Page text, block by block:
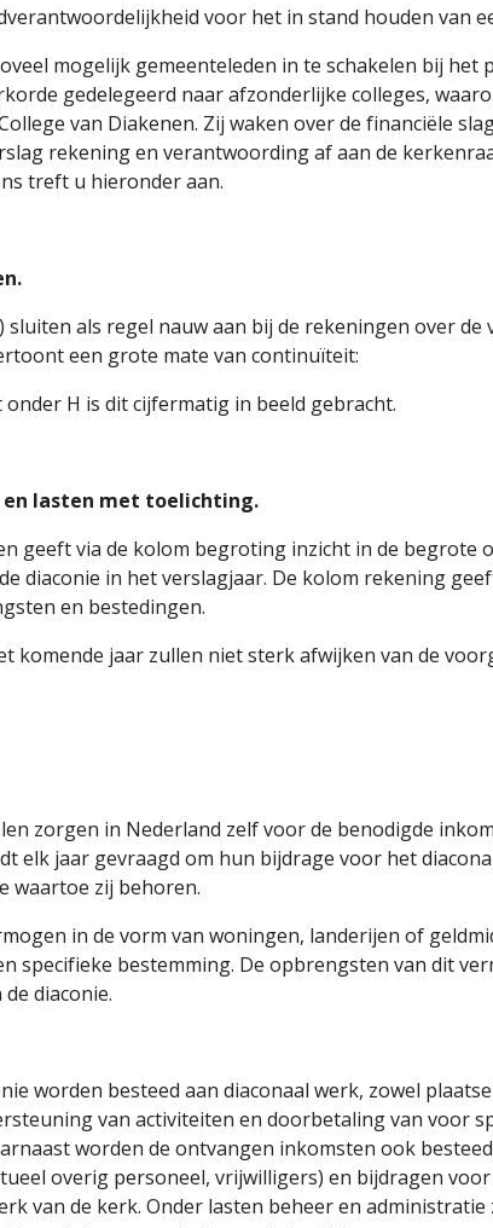
voor het in stand houden van
mogelijk gemeenteleden in te schakelen bij het
gedelegeerd naar afzonderlijke colleges,
van Diakenen. Zij waken over de financiële
rekening en verantwoording af aan de
treft u hieronder aan.
als regel nauw aan bij de rekeningen over de
een grote mate van continuïteit:
H is dit cijfermatig in beeld gebracht.
lasten met toelichting.
geeft via de kolom begroting inzicht in de begrote
diaconie in het verslagjaar. De kolom rekening
en bestedingen.
komende jaar zullen niet sterk afwijken van de
zorgen in Nederland zelf voor de benodigde
elk jaar gevraagd om hun bijdrage voor het
waartoe zij behoren.
in de vorm van woningen, landerijen of
specifieke bestemming. De opbrengsten van dit
diaconie.
worden besteed aan diaconaal werk, zowel
van activiteiten en doorbetaling van voor
worden de ontvangen inkomsten ook
overig personeel, vrijwilligers) en bijdragen
van de kerk. Onder lasten beheer en administratie